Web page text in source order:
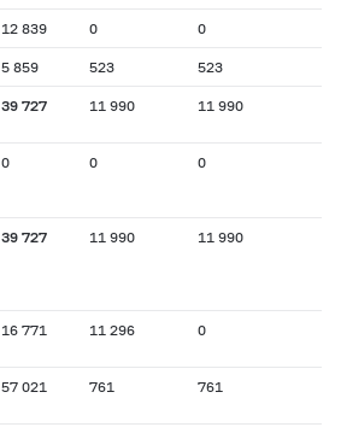
12 839 0 0
5 859 523 523
39 727 11 990 11 990
0 0 0
39 727 11 990 11 990
16 771 11 296 0
57 021 761 761